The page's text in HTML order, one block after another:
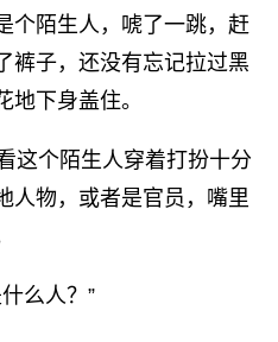
个陌生人，唬了一跳，赶
裤子，还没有忘记拉过黑
地下身盖住。
这个陌生人穿着打扮十分
人物，或者是官员，嘴里
么人？”